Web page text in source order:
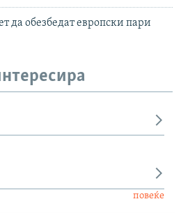
да обезбедат европски пари
повеќе